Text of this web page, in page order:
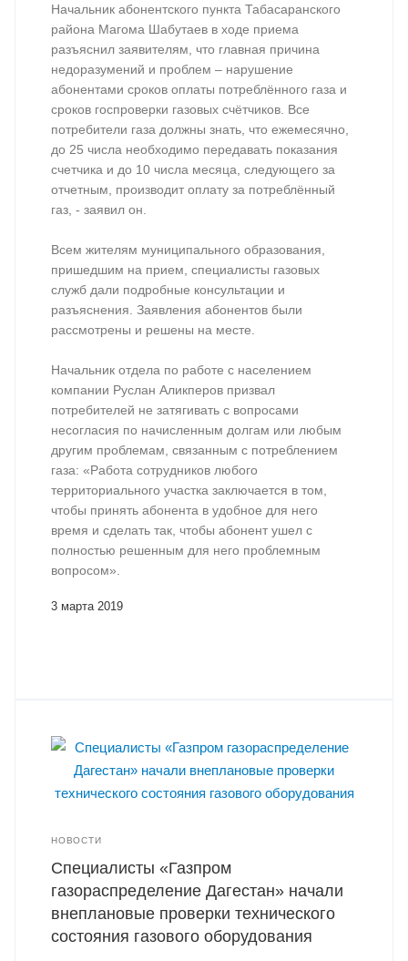
Начальник абонентского пункта Табасаранского
района Магома Шабутаев в ходе приема
разъяснил заявителям, что главная причина
недоразумений и проблем – нарушение
абонентами сроков оплаты потреблённого газа и
сроков госпроверки газовых счётчиков. Все
потребители газа должны знать, что ежемесячно,
до 25 числа необходимо передавать показания
счетчика и до 10 числа месяца, следующего за
отчетным, производит оплату за потреблённый
газ, - заявил он.
Всем жителям муниципального образования,
пришедшим на прием, специалисты газовых
служб дали подробные консультации и
разъяснения. Заявления абонентов были
рассмотрены и решены на месте.
Начальник отдела по работе с населением
компании Руслан Аликперов призвал
потребителей не затягивать с вопросами
несогласия по начисленным долгам или любым
другим проблемам, связанным с потреблением
газа: «Работа сотрудников любого
территориального участка заключается в том,
чтобы принять абонента в удобное для него
время и сделать так, чтобы абонент ушел с
полностью решенным для него проблемным
вопросом».
3 марта 2019
НОВОСТИ
Специалисты «Газпром
газораспределение Дагестан» начали
внеплановые проверки технического
состояния газового оборудования